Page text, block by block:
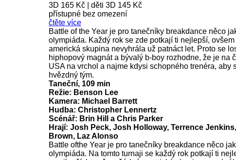
3D 165 Kč| děti 3D 145 Kč
přístupné bez omezení
čtěte více
Battle of the Year je pro tanečníky breakdance něco
olympiáda. Každý rok se zde potkají ti nejlepší, ovšem
americká skupina nevyhrála už patnáct let. Proto se
hiphopový magnát a bývalý b-boy rozhodne, že je na
USA na vrchol a najme kdysi schopného trenéra, aby
hvězdný tým.
Taneční, 109 min
Režie: Benson Lee
Kamera: Michael Barrett
Hudba: Christopher Lennertz
Scénář: Brin Hill a Chris Parker
Hrají: Josh Peck, Josh Holloway, Terrence
Brown, Laz Alonso
Battle ofthe Year je pro tanečníky breakdance něco
olympiáda. Na tomto turnaji se každý rok potkají ti